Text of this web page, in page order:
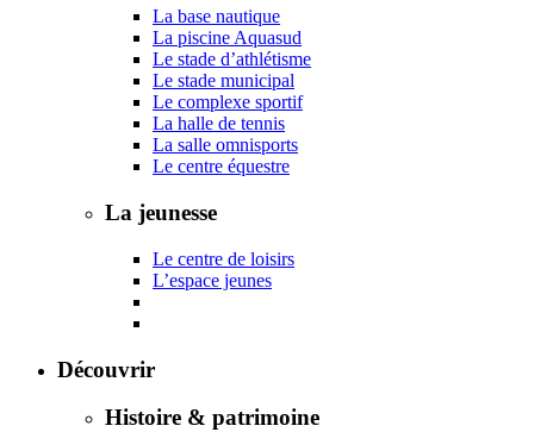
La base nautique
La piscine Aquasud
Le stade d’athlétisme
Le stade municipal
Le complexe sportif
La halle de tennis
La salle omnisports
Le centre équestre
La jeunesse
Le centre de loisirs
L’espace jeunes
Découvrir
Histoire & patrimoine